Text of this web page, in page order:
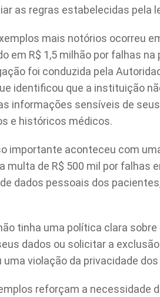
as regras estabelecidas pela
mais notórios ocorreu
em R$ 1,5 milhão por falhas
foi conduzida pela
identificou que a instituição
informações sensíveis de
e históricos médicos.
importante aconteceu com
multa de R$ 500 mil por falhas
dados pessoais dos
tinha uma política clara
dados ou solicitar a
uma violação da privacidade
reforçam a necessidade